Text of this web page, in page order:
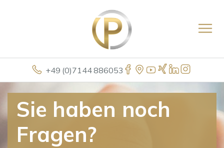
+49 (0)7144 886053
Sie haben noch
Fragen?